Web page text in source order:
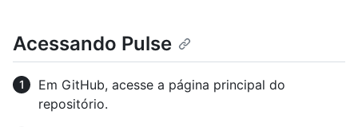
Acessando Pulse
Em GitHub, acesse a página principal do
repositório.